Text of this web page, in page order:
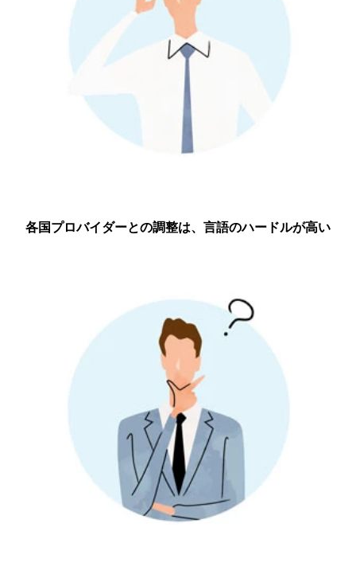
各国プロバイダーとの調整は、言語のハードルが高い